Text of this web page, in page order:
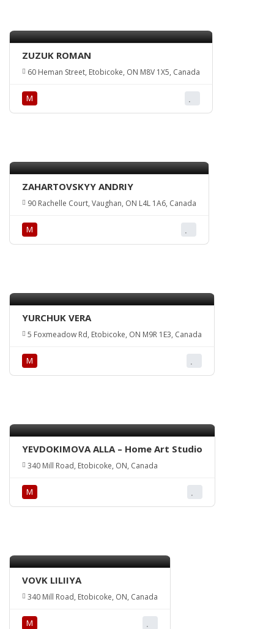
ZUZUK ROMAN
60 Heman Street, Etobicoke, ON M8V 1X5, Canada
М
ZAHARTOVSKYY ANDRIY
90 Rachelle Court, Vaughan, ON L4L 1A6, Canada
М
YURCHUK VERA
5 Foxmeadow Rd, Etobicoke, ON M9R 1E3, Canada
М
YEVDOKIMOVA ALLA – Home Art Studio
340 Mill Road, Etobicoke, ON, Canada
М
VOVK LILIIYA
340 Mill Road, Etobicoke, ON, Canada
М